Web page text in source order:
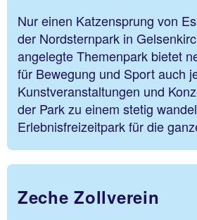
Nur einen Katzensprung von
der Nordsternpark in
angelegte Themenpark bietet
für Bewegung und Sport auch
Kunstveranstaltungen und
der Park zu einem stetig
Erlebnisfreizeitpark für die
Zeche Zollverein